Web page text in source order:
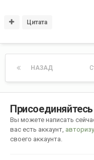
Цитата
НАЗАД
Вы можете написать
вас есть аккаунт,
своего аккаунта.